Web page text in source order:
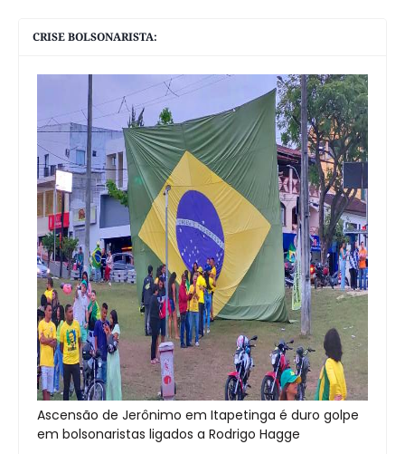
CRISE BOLSONARISTA:
Ascensão de Jerônimo em Itapetinga é duro golpe
em bolsonaristas ligados a Rodrigo Hagge